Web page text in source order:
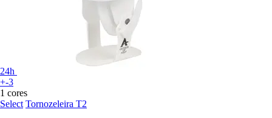
24h
+-3
1 cores
Select Tornozeleira T2